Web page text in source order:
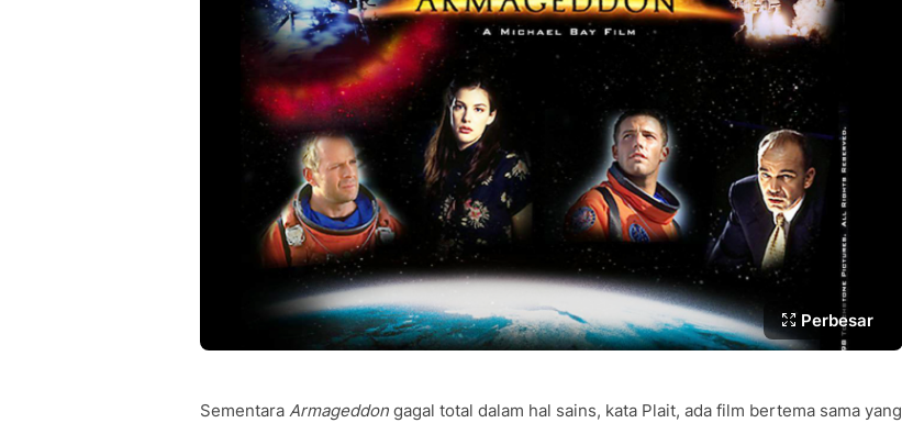
Perbesar
Sementara Armageddon gagal total dalam hal sains, kata Plait, ada film bertema sama yang